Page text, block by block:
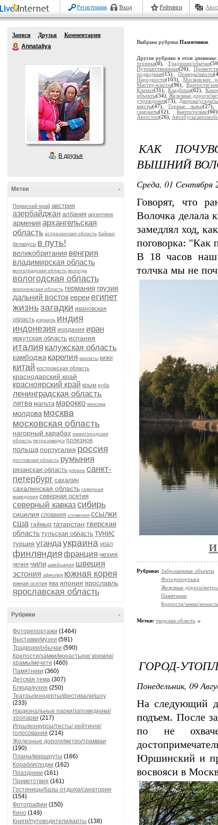
Регистрация Вход Рейтинги
Записи Друзья
Комментарии
Annataliya
В друзья
-
Метки
Пермский край австрия
азербайджан албания аргентина
армения архангельская
область астраханская область байкал
беларусь в путь!
великобритания венгрия
владимирская область
волгоградская область вологда
вологодская область
воронежская область германия грузия
дальний востокевреиегипет
жизньзагадки ивановская
область израиль индия
индонезия иордания иран
иркутская область испания
италия калужская область
камбоджа карелия карпаты кижи
китай костромская область
краснодарский край
красноярский край крым куба
ленинградская область
литва мальта марокко мексика
молдова москва
московская область
нагорный карабах нижегородская
область петрозаводск полезное
польша португалия россия
ростовская область румыния
рязанская область рязань санкт-
петербург сахалин
сахалинская область северная
македония северная осетия
северный кавказ сибирь
сицилия словакия словения ссылки
сша таймыр татарстан тверская
область тульская область тунис
турция угандаукраина урал
финляндия франция чехия
чечня чили швейцария швеция
эстония эфиопия южная корея
южная осетия ява япония ярославль
ярославская область
-
Рубрики
Фоторепортажи (1464)
Выставки/музеи (591)
Традиции/обычаи (590)
Крепости/замки/монастыри/ кремли/
храмы/мечети (460)
Памятники (360)
Детская тема (307)
Блюда/кухня (250)
Театры/концерты/фестивали/шоу
(233)
Национальные парки/заповедники/
зоопарки (217)
Игры/конкурсы/тесты/ рейтинги/
голосования (214)
Железные дороги/метро/трамваи
(190)
Планы/маршруты (166)
Корабли/лодки (162)
Праздники (161)
Приветствия (161)
Гостиницы/базы отдыха/санатории
(154)
Фотографии (150)
Кино (149)
Книги/путеводители/карты (138)
Выбрана рубрика Памятники
Другие рубрики в этом
техника(8), Традиции/обычаи
Путешественники(26),
подводные(15), Пещеры/шахты
Народности(103),Московские
Мастер-классы(96), Крепости/
Климат(31), Кладбища(62), Кино
объекты(34), Железные дороги/
учреждения(73), Дворцы/усадьбы
квесты(47), Горные лыжи
самокаты(12),Бьюти/релакс
Автостоп(26), Автобусы/
КАК
ВЫШНИЙ
Среда, 01 Сентября
Говорят, что
Волочка делала
замедлял ход,
поговорка: "Как
В 18 часов
толчка мы не
Рубрики: Заброшенные объекты
Фоторепортажи
Железные дороги/
Памятники
Крепости/замки/
Метки: тверская область
ГОРОД-
Понедельник, 09
На следующий
подъем. После
по не
Юршинский и
восвояси в